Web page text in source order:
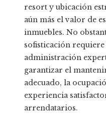
resort y ubicación
aún más el valor de
inmuebles. No
sofisticación requiere
administración
garantizar el
adecuado, la
experiencia
arrendatarios.